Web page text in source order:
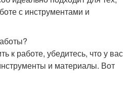
с инструментами и
к работе, убедитесь, что у вас
и материалы. Вот